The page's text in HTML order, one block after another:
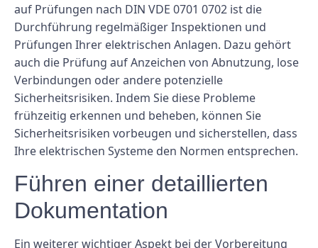
auf Prüfungen nach DIN VDE 0701 0702 ist die
Durchführung regelmäßiger Inspektionen und
Prüfungen Ihrer elektrischen Anlagen. Dazu gehört
auch die Prüfung auf Anzeichen von Abnutzung, lose
Verbindungen oder andere potenzielle
Sicherheitsrisiken. Indem Sie diese Probleme
frühzeitig erkennen und beheben, können Sie
Sicherheitsrisiken vorbeugen und sicherstellen, dass
Ihre elektrischen Systeme den Normen entsprechen.
Führen einer detaillierten
Dokumentation
Ein weiterer wichtiger Aspekt bei der Vorbereitung